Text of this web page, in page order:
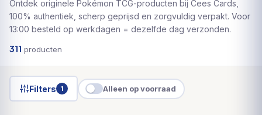
Ontdek originele Pokémon TCG-producten bij Cees Cards,
100% authentiek, scherp geprijsd en zorgvuldig verpakt. Voor
13:00 besteld op werkdagen = dezelfde dag verzonden.
311 producten
Filters 1 Alleen op voorraad